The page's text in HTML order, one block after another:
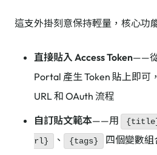
這支外掛刻意保持輕量，核心功
直接貼入 Access Token——
Portal 產生 Token 貼上即可
URL 和 OAuth 流程
自訂貼文範本——用
rl}
、 {tags}
四個變數